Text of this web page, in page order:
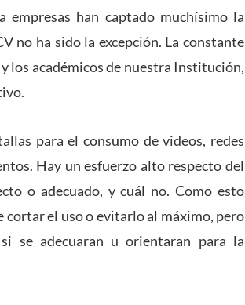
empresas han captado muchísimo la
no ha sido la excepción. La constante
los académicos de nuestra Institución,
para el consumo de videos, redes
Hay un esfuerzo alto respecto del
o adecuado, y cuál no. Como esto
cortar el uso o evitarlo al máximo, pero
se adecuaran u orientaran para la